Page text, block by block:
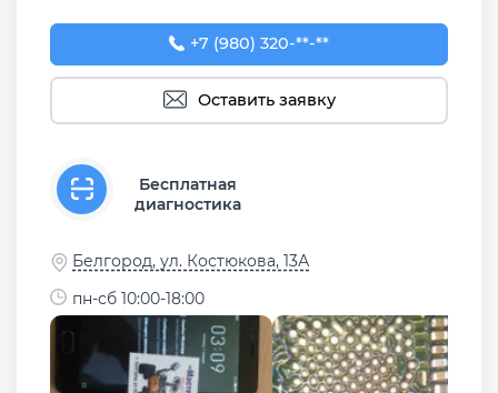
+7 (980) 320-54-03
+7 (980) 320-**-**
Оставить заявку
Бесплатная
диагностика
Белгород, ул. Костюкова, 13А
пн-сб 10:00-18:00